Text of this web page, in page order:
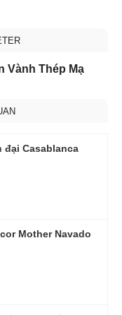
Vành Thép Mạ
Casablanca
Mother Navado